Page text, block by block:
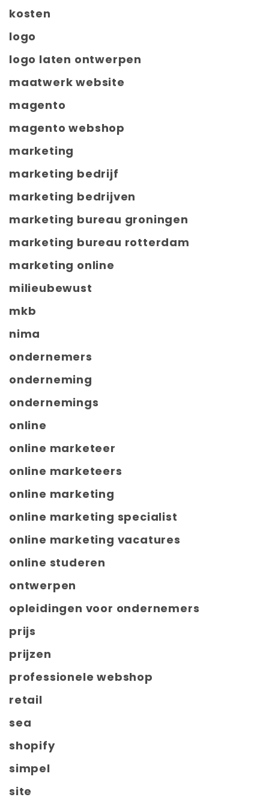
kosten
logo
logo laten ontwerpen
maatwerk website
magento
magento webshop
marketing
marketing bedrijf
marketing bedrijven
marketing bureau groningen
marketing bureau rotterdam
marketing online
milieubewust
mkb
nima
ondernemers
onderneming
ondernemings
online
online marketeer
online marketeers
online marketing
online marketing specialist
online marketing vacatures
online studeren
ontwerpen
opleidingen voor ondernemers
prijs
prijzen
professionele webshop
retail
sea
shopify
simpel
site